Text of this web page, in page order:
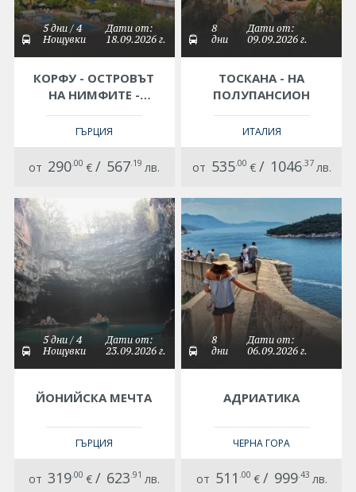
5 дни / 4
Нощувки
Дати от:
18.09.2026 г.
КОРФУ - ОСТРОВЪТ
НА НИМФИТЕ -
ХОТЕЛ POTAMAKI
BEACH 3*
ГЪРЦИЯ
от 290.00 €/ 567.19 лв.
8
дни
Дати от:
09.09.2026 г.
ТОСКАНА - НА
ПОЛУПАНСИОН
ИТАЛИЯ
от 535.00 € / 1046.37 лв.
5 дни / 4
Нощувки
Дати от:
23.09.2026 г.
ЙОНИЙСКА МЕЧТА
ГЪРЦИЯ
от 319.00 €/ 623.91 лв.
8
дни
Дати от:
06.09.2026 г.
АДРИАТИКА
ЧЕРНА ГОРА
от 511 .00 € / 999.43 лв.